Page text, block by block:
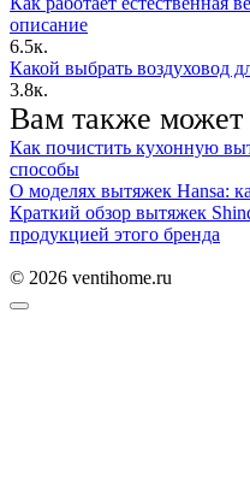
описание
6.5к.
Какой выбрать воздуховод
3.8к.
Вам также может
Как почистить кухонную
способы
О моделях вытяжек Hansa:
Краткий обзор вытяжек
продукцией этого бренда
© 2026 ventihome.ru